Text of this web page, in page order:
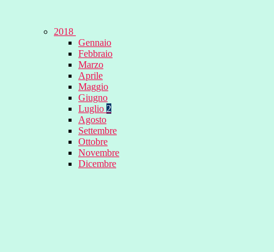
2018
Gennaio
Febbraio
Marzo
Aprile
Maggio
Giugno
Luglio 2
Agosto
Settembre
Ottobre
Novembre
Dicembre